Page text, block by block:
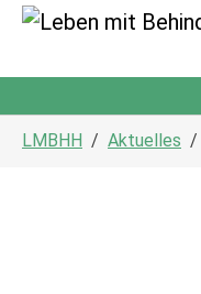
LMBHH Aktuelles